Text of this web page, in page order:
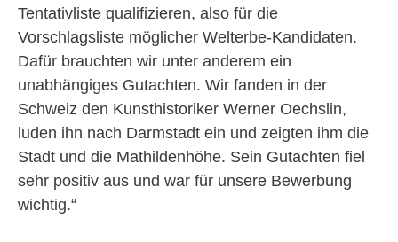
Tentativliste qualifizieren, also für die
Vorschlagsliste möglicher Welterbe-Kandidaten.
Dafür brauchten wir unter anderem ein
unabhängiges Gutachten. Wir fanden in der
Schweiz den Kunsthistoriker Werner Oechslin,
luden ihn nach Darmstadt ein und zeigten ihm die
Stadt und die Mathildenhöhe. Sein Gutachten fiel
sehr positiv aus und war für unsere Bewerbung
wichtig.“